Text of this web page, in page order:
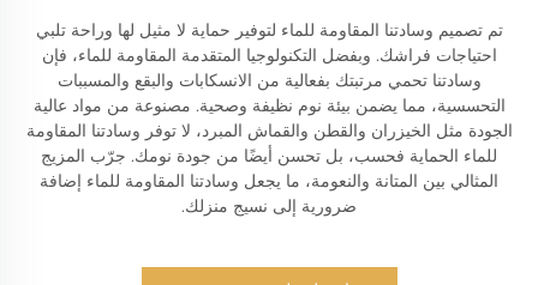
تم تصميم وسادتنا المقاومة للماء لتوفير حماية لا مثيل لها وراحة تلبي
احتياجات فراشك. وبفضل التكنولوجيا المتقدمة المقاومة للماء، فإن
وسادتنا تحمي مرتبتك بفعالية من الانسكابات والبقع والمسببات
التحسسية، مما يضمن بيئة نوم نظيفة وصحية. مصنوعة من مواد عالية
الجودة مثل الخيزران والقطن والقماش المبرد، لا توفر وسادتنا المقاومة
للماء الحماية فحسب، بل تحسن أيضًا من جودة نومك. جرّب المزيج
المثالي بين المتانة والنعومة، ما يجعل وسادتنا المقاومة للماء إضافة
ضرورية إلى نسيج منزلك.